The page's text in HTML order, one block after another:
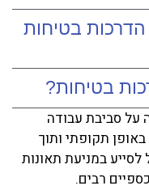
הדרכות בטיחות
בטיחות?
על סביבת עבודה
תקופתי ותוך
לסייע במניעת תאונות
רבים.